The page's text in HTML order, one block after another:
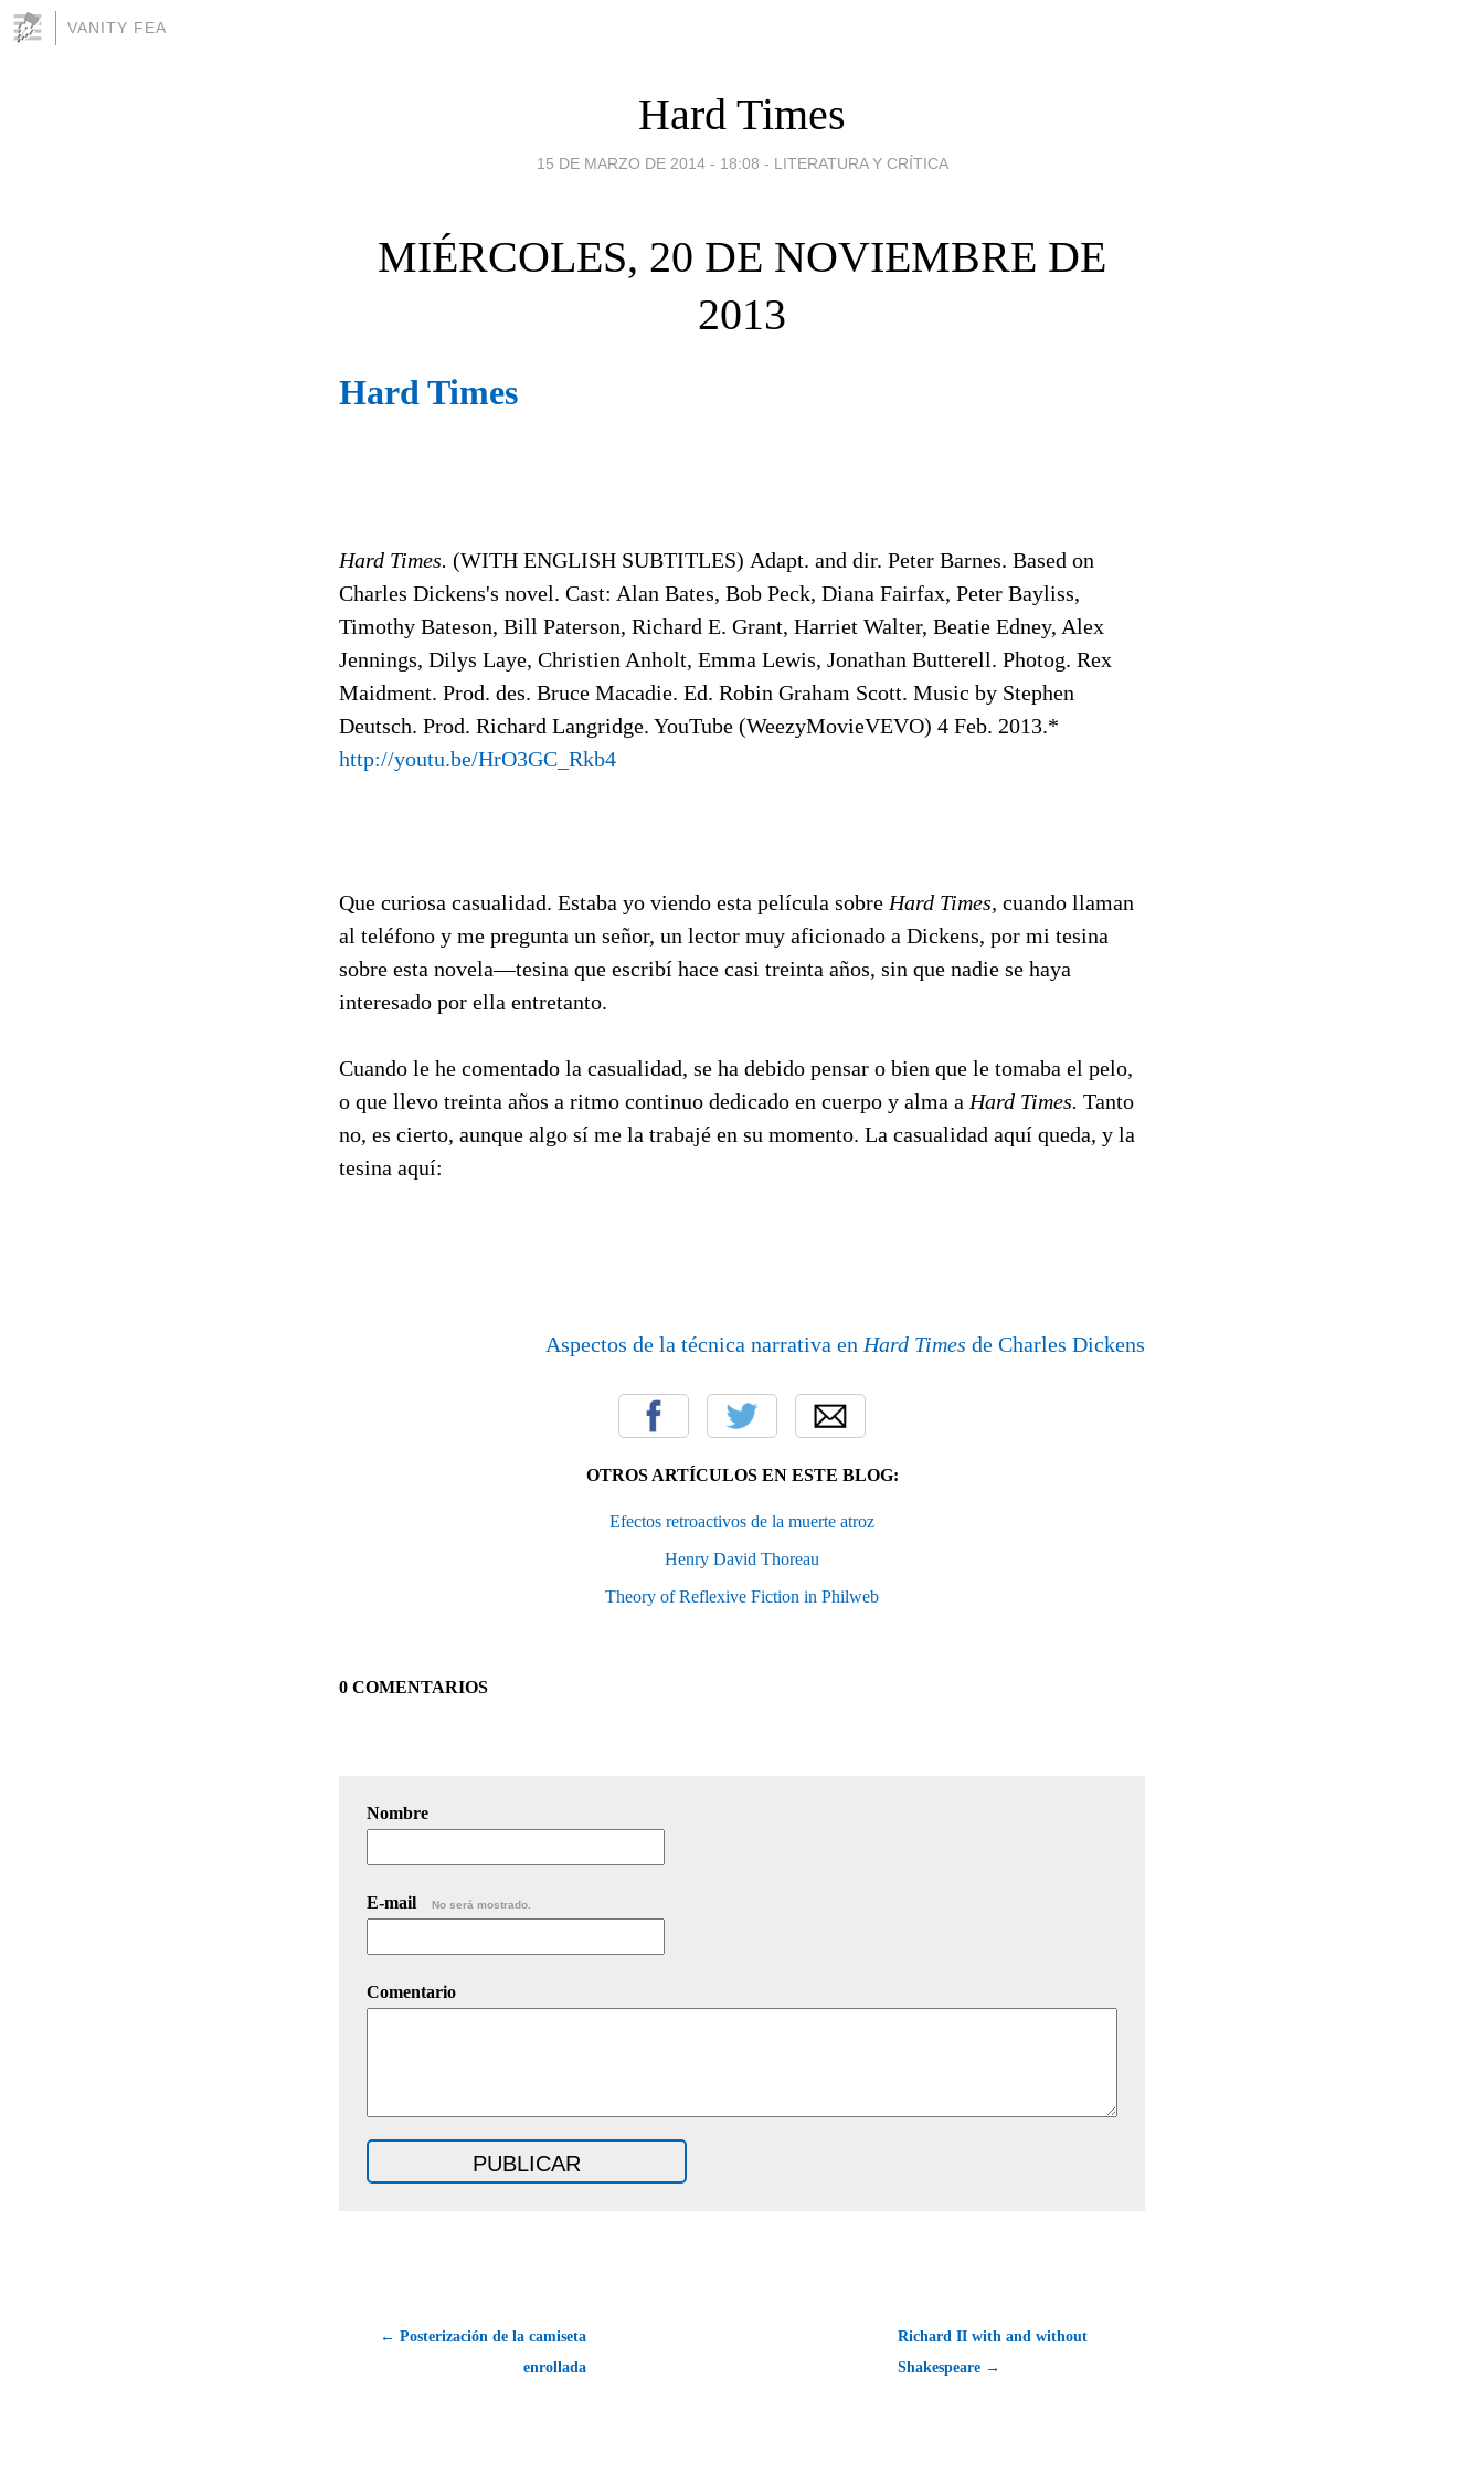
VANITY FEA
Hard Times
15 DE MARZO DE 2014 - 18:08 - LITERATURA Y CRÍTICA
MIÉRCOLES, 20 DE NOVIEMBRE DE
2013
Hard Times
Hard Times. (WITH ENGLISH SUBTITLES) Adapt. and dir. Peter Barnes. Based on
Charles Dickens's novel. Cast: Alan Bates, Bob Peck, Diana Fairfax, Peter Bayliss,
Timothy Bateson, Bill Paterson, Richard E. Grant, Harriet Walter, Beatie Edney, Alex
Jennings, Dilys Laye, Christien Anholt, Emma Lewis, Jonathan Butterell. Photog. Rex
Maidment. Prod. des. Bruce Macadie. Ed. Robin Graham Scott. Music by Stephen
Deutsch. Prod. Richard Langridge. YouTube (WeezyMovieVEVO) 4 Feb. 2013.*
http://youtu.be/HrO3GC_Rkb4
Que curiosa casualidad. Estaba yo viendo esta película sobre Hard Times, cuando llaman
al teléfono y me pregunta un señor, un lector muy aficionado a Dickens, por mi tesina
sobre esta novela—tesina que escribí hace casi treinta años, sin que nadie se haya
interesado por ella entretanto.
Cuando le he comentado la casualidad, se ha debido pensar o bien que le tomaba el pelo,
o que llevo treinta años a ritmo continuo dedicado en cuerpo y alma a Hard Times. Tanto
no, es cierto, aunque algo sí me la trabajé en su momento. La casualidad aquí queda, y la
tesina aquí:
Aspectos de la técnica narrativa en Hard Times de Charles Dickens
OTROS ARTÍCULOS EN ESTE BLOG:
Efectos retroactivos de la muerte atroz
Henry David Thoreau
Theory of Reflexive Fiction in Philweb
0 COMENTARIOS
Nombre
E-mail No será mostrado.
Comentario
← Posterización de la camiseta
enrollada
Richard II with and without
Shakespeare →